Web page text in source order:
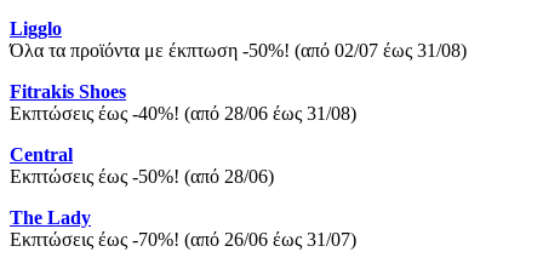
Ligglo
Όλα τα προϊόντα με έκπτωση -50%! (από 02/07 έως 31/08)
Fitrakis Shoes
Εκπτώσεις έως -40%! (από 28/06 έως 31/08)
Central
Εκπτώσεις έως -50%! (από 28/06)
The Lady
Εκπτώσεις έως -70%! (από 26/06 έως 31/07)